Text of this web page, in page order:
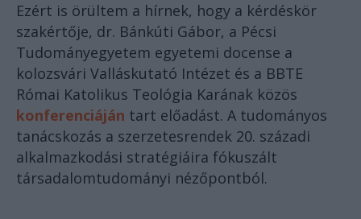
Ezért is örültem a hírnek, hogy a kérdéskör
szakértője, dr. Bánkúti Gábor, a Pécsi
Tudományegyetem egyetemi docense a
kolozsvári Valláskutató Intézet és a BBTE
Római Katolikus Teológia Karának közös
konferenciáján tart előadást. A tudományos
tanácskozás a szerzetesrendek 20. századi
alkalmazkodási stratégiáira fókuszált
társadalomtudományi nézőpontból.